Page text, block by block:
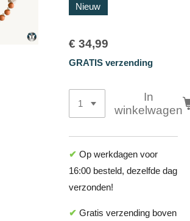
Nieuw
€ 34,99
GRATIS verzending
In
winkelwagen
✔ Op werkdagen voor
16:00 besteld, dezelfde dag
verzonden!
✔ Gratis verzending boven